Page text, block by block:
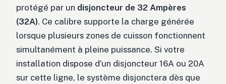
protégé par un disjoncteur de 32 Ampères
(32A). Ce calibre supporte la charge générée
lorsque plusieurs zones de cuisson fonctionnent
simultanément à pleine puissance. Si votre
installation dispose d’un disjoncteur 16A ou 20A
sur cette ligne, le système disjonctera dès que